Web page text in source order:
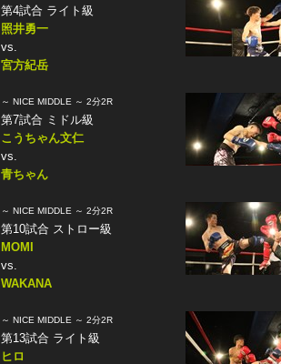
第4試合 ライト級
照井勇一
vs.
宮方紀岳
～ NICE MIDDLE ～ 2分2R
第7試合 ミドル級
こうちゃん文仁
vs.
青ちゃん
～ NICE MIDDLE ～ 2分2R
第10試合 ストロー級
MOMI
vs.
WAKANA
～ NICE MIDDLE ～ 2分2R
第13試合 ライト級
ヒロ